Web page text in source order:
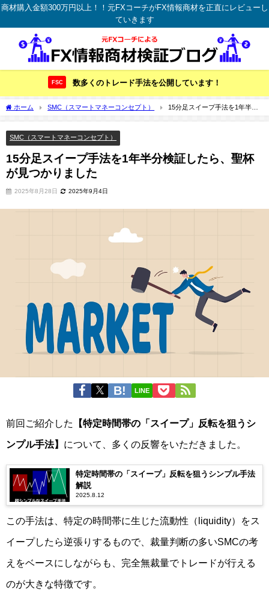
商材購入金額300万円以上！！元FXコーチがFX情報商材を正直にレビューし
ていきます
FSC 数多くのトレード手法を公開しています！
ホーム SMC（スマートマネーコンセプト）
15分足スイープ手法を1年半分
SMC（スマートマネーコンセプト）
15分足スイープ手法を1年半分検証したら、聖杯
が見つかりました
2025年8月28日 2025年9月4日
LINE
前回ご紹介した 【特定時間帯の「スイープ」反転を狙うシ
ンプル手法】 について、多くの反響をいただきました。
特定時間帯の「スイープ」反転を狙うシンプル手法
解説
2025.8.12
この手法は、特定の時間帯に生じた流動性（liquidity）をス
イープしたら逆張りするもので、裁量判断の多いSMCの考
えをベースにしながらも、完全無裁量でトレードが行える
のが大きな特徴です。